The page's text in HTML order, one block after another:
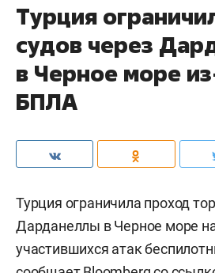
Турция
судов через
в Черное море
БПЛА
Турция ограничила проход
Дарданеллы в Черное море
участившихся атак